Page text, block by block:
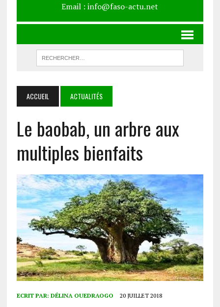
Email : info@faso-actu.net
ACCUEIL ACTUALITÉS
Le baobab, un arbre aux
multiples bienfaits
ECRIT PAR: DÉLINA OUEDRAOGO 20 JUILLET 2018